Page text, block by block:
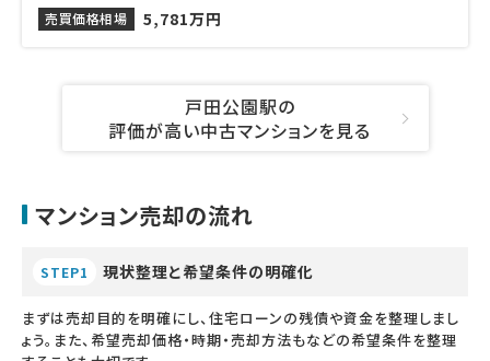
売買価格相場
5,781万円
戸田公園駅の
評価が高い中古マンションを見る
マンション売却の流れ
STEP1 現状整理と希望条件の明確化
まずは売却目的を明確にし、住宅ローンの残債や資金を整理しまし
ょう。また、希望売却価格・時期・売却方法もなどの希望条件を整理